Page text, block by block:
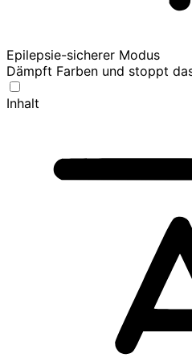
Epilepsie-sicherer Modus
Dämpft Farben und stoppt
Inhalt